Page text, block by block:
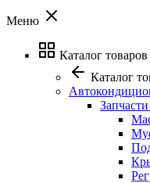
Меню
Каталог товаров
Каталог